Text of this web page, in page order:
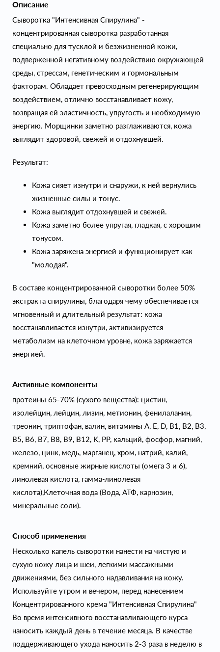
Описание
Сыворотка "Интенсивная Спирулина" -
концентрированная сыворотка разработанная
специально для тусклой и безжизненной кожи,
подверженной негативному воздействию окружающей
среды, стрессам, генетическим и гормональным
факторам. Обладает превосходным регенерирующим
воздействием, отлично восстанавливает кожу,
возвращая ей эластичность, упругость и необходимую
энергию. Морщинки заметно разглаживаются, кожа
выглядит здоровой, свежей и отдохнувшей.
Результат:
Кожа сияет изнутри и снаружи, к ней вернулись
жизненные силы и тонус.
Кожа выглядит отдохнувшей и свежей.
Кожа заметно более упругая, гладкая, с хорошим
тонусом.
Кожа заряжена энергией и функционирует как
"молодая".
В составе концентрированной сыворотки более 50%
экстракта спирулины, благодаря чему обеспечивается
мгновенный и длительный результат: кожа
восстанавливается изнутри, активизируется
метаболизм на клеточном уровне, кожа заряжается
энергией.
Активные компоненты
протеины 65-70% (сухого вещества): цистин,
изолейцин, лейцин, лизин, метионин, фенилаланин,
треонин, триптофан, валин, витамины А, Е, D, B1, B2, B3,
B5, B6, B7, B8, B9, B12, K, PP, кальций, фосфор, магний,
железо, цинк, медь, марганец, хром, натрий, калий,
кремний, основные жирные кислоты (омега 3 и 6),
линолевая кислота, гамма-линолевая
кислота),Клеточная вода (Вода, АТФ, карнозин,
минеральные соли).
Способ применения
Несколько капель сыворотки нанести на чистую и
сухую кожу лица и шеи, легкими массажными
движениями, без сильного надавливания на кожу.
Используйте утром и вечером, перед нанесением
Концентрированного крема "Интенсивная Спирулина"
Во время интенсивного восстанавливающего курса
наносить каждый день в течение месяца. В качестве
поддерживающего ухода наносить 2-3 раза в неделю в